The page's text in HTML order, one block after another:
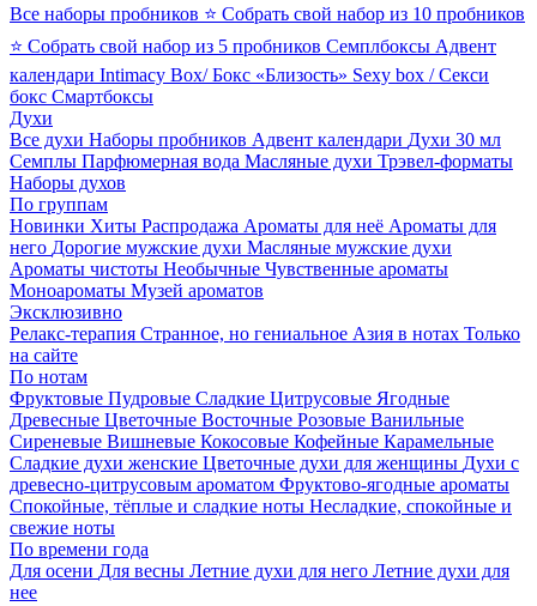
Все наборы пробников ⭐ Собрать свой набор из 10 пробников
⭐ Собрать свой набор из 5 пробников Семплбоксы Адвент
календари Intimacy Box/ Бокс «Близость» Sexy box / Секси
бокс Смартбоксы
Духи
Все духи Наборы пробников Адвент календари Духи 30 мл
Семплы Парфюмерная вода Масляные духи Трэвел-форматы
Наборы духов
По группам
Новинки Хиты Распродажа Ароматы для неё Ароматы для
него Дорогие мужские духи Масляные мужские духи
Ароматы чистоты Необычные Чувственные ароматы
Моноароматы Музей ароматов
Эксклюзивно
Релакс-терапия Странное, но гениальное Азия в нотах Только
на сайте
По нотам
Фруктовые Пудровые Сладкие Цитрусовые Ягодные
Древесные Цветочные Восточные Розовые Ванильные
Сиреневые Вишневые Кокосовые Кофейные Карамельные
Сладкие духи женские Цветочные духи для женщины Духи с
древесно-цитрусовым ароматом Фруктово-ягодные ароматы
Спокойные, тёплые и сладкие ноты Несладкие, спокойные и
свежие ноты
По времени года
Для осени Для весны Летние духи для него Летние духи для
нее